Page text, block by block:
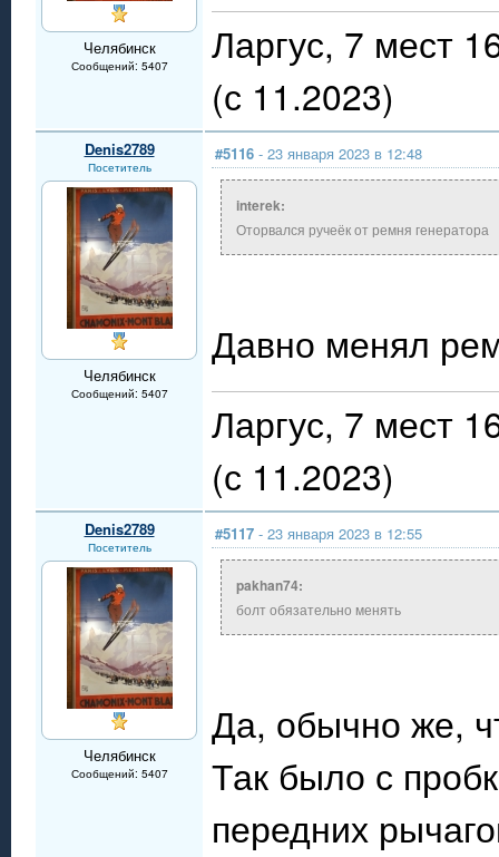
Челябинск
Сообщений: 5407
Ларгус, 7 мест
(с 11.2023)
Denis2789
Посетитель
Челябинск
Сообщений: 5407
#5116 - 23 января 2023 в 12:48
interek:
Оторвался ручеёк от ремня генератора
Давно менял
Ларгус, 7 мест
(с 11.2023)
Denis2789
Посетитель
Челябинск
Сообщений: 5407
#5117 - 23 января 2023 в 12:55
pakhan74:
болт обязательно менять
Да, обычно же,
Так было с
передних